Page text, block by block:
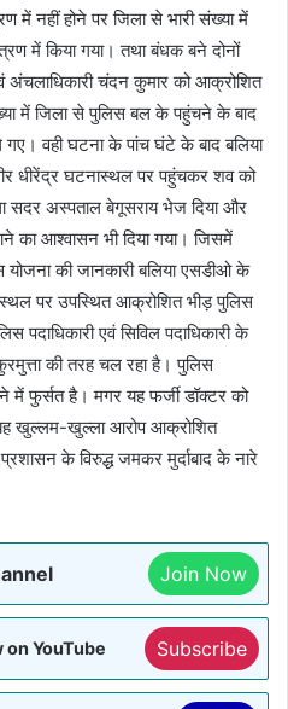
में नहीं होने पर जिला से भारी संख्या में
में किया गया। तथा बंधक बने दोनों
अंचलाधिकारी चंदन कुमार को आक्रोशित
में जिला से पुलिस बल के पहुंचने के बाद
वही घटना के पांच घंटे के बाद बलिया
धीरेंद्र घटनास्थल पर पहुंचकर शव को
सदर अस्पताल बेगूसराय भेज दिया और
का आश्वासन भी दिया गया। जिसमें
योजना की जानकारी बलिया एसडीओ के
स्थल पर उपस्थित आक्रोशित भीड़ पुलिस
पदाधिकारी एवं सिविल पदाधिकारी के
की तरह चल रहा है। पुलिस
में फुर्सत है। मगर यह फर्जी डॉक्टर को
खुल्लम-खुल्ला आरोप आक्रोशित
प्रशासन के विरुद्ध जमकर मुर्दाबाद के नारे
Join Now
YouTube Subscribe